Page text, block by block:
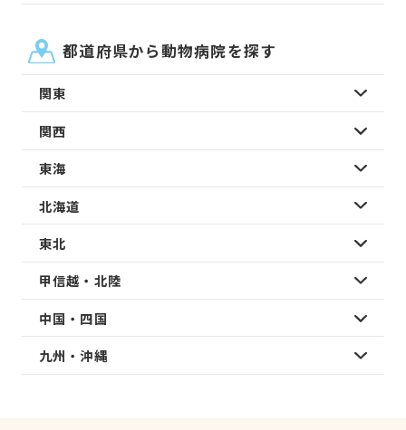
都道府県から動物病院を探す
関東
関西
東海
北海道
東北
甲信越・北陸
中国・四国
九州・沖縄